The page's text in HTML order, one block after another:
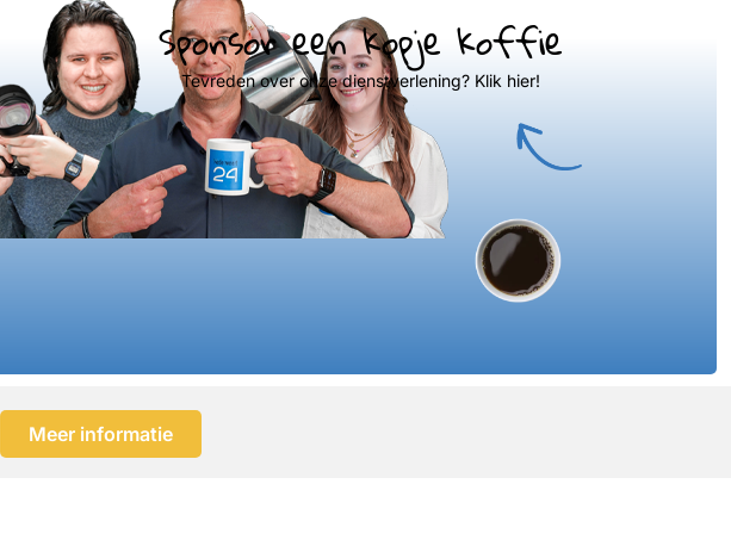
Sponsor een kopje koffie
Tevreden over onze dienstverlening? Klik hier!
Meer informatie